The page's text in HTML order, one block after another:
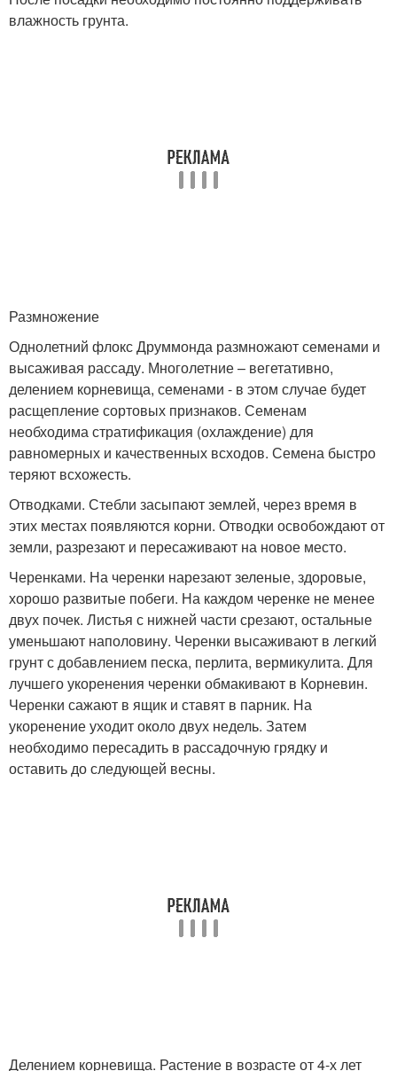
влажность грунта.
Размножение
Однолетний флокс Друммонда размножают семенами и
высаживая рассаду. Многолетние – вегетативно,
делением корневища, семенами - в этом случае будет
расщепление сортовых признаков. Семенам
необходима стратификация (охлаждение) для
равномерных и качественных всходов. Семена быстро
теряют всхожесть.
Отводками. Стебли засыпают землей, через время в
этих местах появляются корни. Отводки освобождают от
земли, разрезают и пересаживают на новое место.
Черенками. На черенки нарезают зеленые, здоровые,
хорошо развитые побеги. На каждом черенке не менее
двух почек. Листья с нижней части срезают, остальные
уменьшают наполовину. Черенки высаживают в легкий
грунт с добавлением песка, перлита, вермикулита. Для
лучшего укоренения черенки обмакивают в Корневин.
Черенки сажают в ящик и ставят в парник. На
укоренение уходит около двух недель. Затем
необходимо пересадить в рассадочную грядку и
оставить до следующей весны.
Делением корневища. Растение в возрасте от 4-х лет